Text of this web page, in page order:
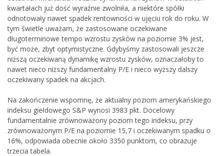
kwartałach już dość wyraźnie zwolniła, a niektóre spółki
odnotowały nawet spadek rentowności w ujęciu rok do roku. W
tym świetle uważam, że zastosowane oczekiwane
długoterminowe tempo wzrostu zysków na poziomie 3% jest,
być może, zbyt optymistyczne. Gdybyśmy zastosowali jeszcze
niższą oczekiwaną dynamikę wzrostu zysków, oznaczałoby to
nawet nieco niższy fundamentalny P/E i nieco wyższy dalszy
oczekiwany spadek na akcjach.
Na zakończenie wspomnę, że aktualny poziom amerykańskiego
indeksu giełdowego S&P wynosi 3983 pkt. Docelowy
fundamentalnie zrównoważony poziom tego indeksu, przy
zrównoważonym P/E na poziomie 15,7 i oczekiwanym spadku o
16%, odpowiada obecnie około 3350 punktom, co obrazuje
trzecia tabela.